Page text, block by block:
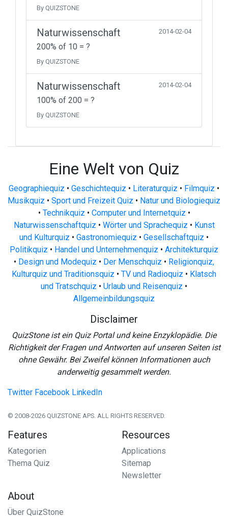
By QUIZSTONE
Naturwissenschaft 2014-02-04
200% of 10 = ?
By QUIZSTONE
Naturwissenschaft 2014-02-04
100% of 200 = ?
By QUIZSTONE
Eine Welt von Quiz
Geographiequiz • Geschichtequiz • Literaturquiz • Filmquiz •
Musikquiz • Sport und Freizeit Quiz • Natur und Biologiequiz
• Technikquiz • Computer und Internetquiz •
Naturwissenschaftquiz • Wörter und Sprachequiz • Kunst
und Kulturquiz • Gastronomiequiz • Gesellschaftquiz •
Politikquiz • Handel und Unternehmenquiz • Architekturquiz
• Design und Modequiz • Der Menschquiz • Religionquiz,
Kulturquiz und Traditionsquiz • TV und Radioquiz • Klatsch
und Tratschquiz • Urlaub und Reisenquiz •
Allgemeinbildungsquiz
Disclaimer
QuizStone ist ein Quiz Portal und keine Enzyklopädie. Die
Richtigkeit der Fragen und Antworten auf unseren Seiten ist
ohne Gewähr. Bei Zweifel können Informationen auch
anderweitig gesammelt werden.
Twitter Facebook LinkedIn
© 2008-2026 QUIZSTONE APS. ALL RIGHTS RESERVED.
Features
Kategorien
Thema Quiz
Resources
Applications
Sitemap
Newsletter
About
Über QuizStone